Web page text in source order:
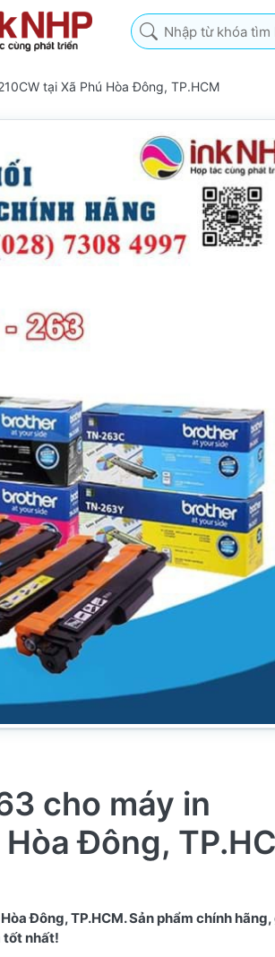
Nhập từ khóa tìm
tại Xã Phú Hòa Đông, TP.HCM
cho máy in
Đông,
Đông, TP.HCM. Sản phẩm chính hãng,